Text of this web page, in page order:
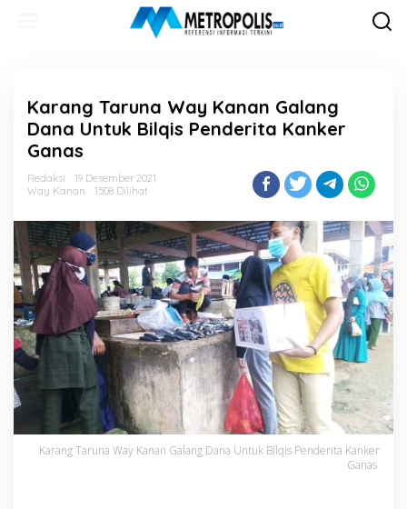
Karang Taruna Way Kanan Galang
Dana Untuk Bilqis Penderita Kanker
Ganas
Redaksi
19 Desember 2021
Way Kanan
1508 Dilihat
Karang Taruna Way Kanan Galang Dana Untuk Bilqis Penderita Kanker
Ganas